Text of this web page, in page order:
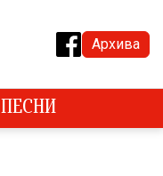
Архива
ПЕСНИ